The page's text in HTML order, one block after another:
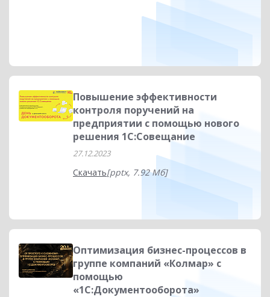
Повышение эффективности
контроля поручений на
предприятии с помощью нового
решения 1С:Совещание
27.12.2023
Скачать[pptx, 7.92 Мб]
Оптимизация бизнес-процессов в
группе компаний «Колмар» с
помощью
«1С:Документооборота»